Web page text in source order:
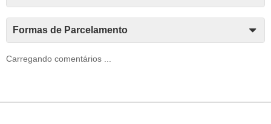
Formas de Parcelamento
Carregando comentários ...